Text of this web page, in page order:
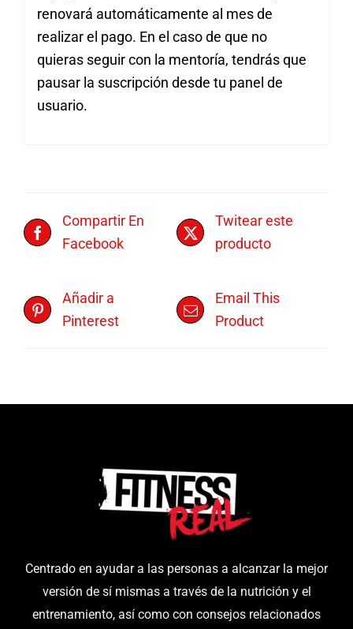
renovará automáticamente al mes de
realizar el pago. En el caso de que no
quieras seguir con la mentoría, tendrás que
pausar la suscripción desde tu panel de
usuario.
Compartir En
Facebook
Twitear este
producto
Añadir a
Pinterest
Email This
Product
Centrado en ayudar a las personas a alcanzar la mejor
versión de sí mismas a través de la nutrición y el
entrenamiento, así como con consejos relacionados